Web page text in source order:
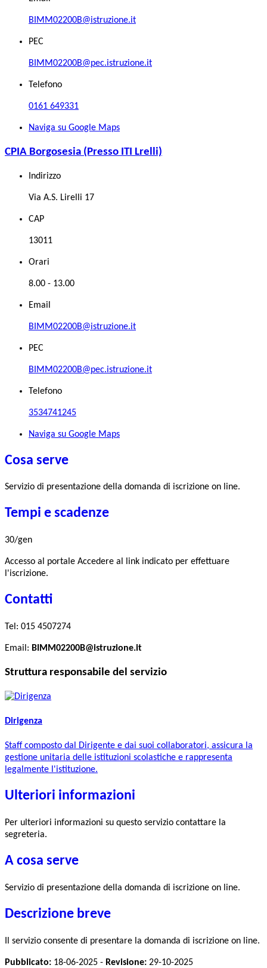
BIMM02200B@istruzione.it
PEC
BIMM02200B@pec.istruzione.it
Telefono
0161 649331
Naviga su Google Maps
CPIA Borgosesia (Presso ITI Lrelli)
Indirizzo
Via A.S. Lirelli 17
CAP
13011
Orari
8.00 - 13.00
Email
BIMM02200B@istruzione.it
PEC
BIMM02200B@pec.istruzione.it
Telefono
3534741245
Naviga su Google Maps
Cosa serve
Servizio di presentazione della domanda di iscrizione on line.
Tempi e scadenze
30/gen
Accesso al portale Accedere al link indicato per effettuare
l'iscrizione.
Contatti
Tel: 015 4507274
Email: BIMM02200B@istruzione.it
Struttura responsabile del servizio
Dirigenza
Staff composto dal Dirigente e dai suoi collaboratori, assicura la
gestione unitaria delle istituzioni scolastiche e rappresenta
legalmente l'istituzione.
Ulteriori informazioni
Per ulteriori informazioni su questo servizio contattare la
segreteria.
A cosa serve
Servizio di presentazione della domanda di iscrizione on line.
Descrizione breve
Il servizio consente di presentare la domanda di iscrizione on line.
Pubblicato: 18-06-2025 - Revisione: 29-10-2025